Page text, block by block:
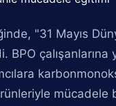
"31 Mayıs
çalışanlarına
mücadele